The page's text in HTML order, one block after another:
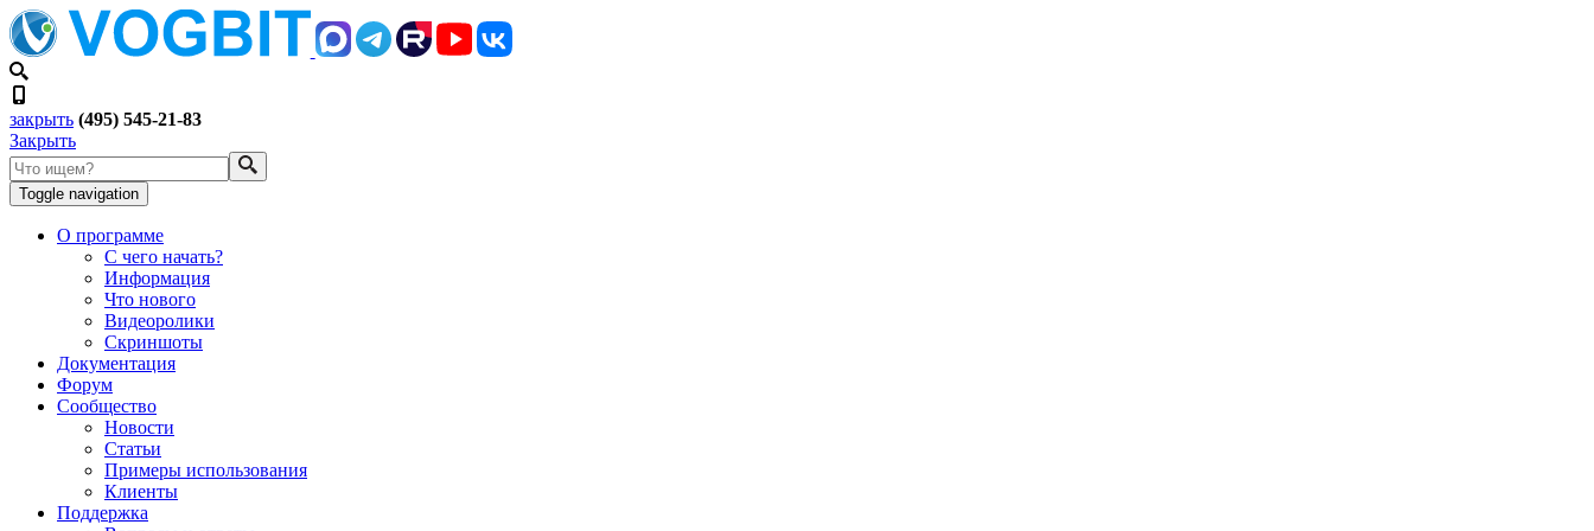
закрыть (495) 545-21-83
Закрыть
Toggle navigation
О программе
С чего начать?
Информация
Что нового
Видеоролики
Скриншоты
Документация
Форум
Сообщество
Новости
Статьи
Примеры использования
Клиенты
Поддержка